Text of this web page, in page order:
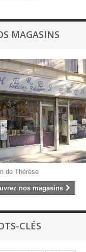
MAGASINS
de Thérèse
nos magasins
CLÉS